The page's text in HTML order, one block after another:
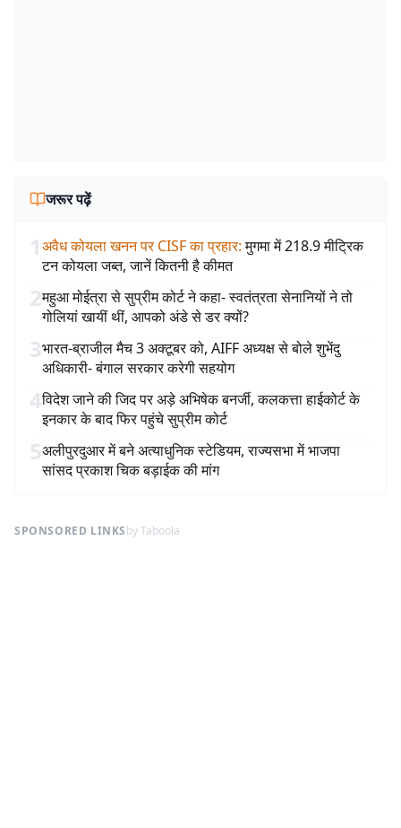
जरूर पढ़ें
1अवैध कोयला खनन पर CISF का प्रहार: मुगमा में 218.9 मीट्रिक
टन कोयला जब्त, जानें कितनी है कीमत
2महुआ मोईत्रा से सुप्रीम कोर्ट ने कहा- स्वतंत्रता सेनानियों ने तो
गोलियां खायीं थीं, आपको अंडे से डर क्यों?
3भारत-ब्राजील मैच 3 अक्टूबर को, AIFF अध्यक्ष से बोले शुभेंदु
अधिकारी- बंगाल सरकार करेगी सहयोग
4विदेश जाने की जिद पर अड़े अभिषेक बनर्जी, कलकत्ता हाईकोर्ट के
इनकार के बाद फिर पहुंचे सुप्रीम कोर्ट
5अलीपुरदुआर में बने अत्याधुनिक स्टेडियम, राज्यसभा में भाजपा
सांसद प्रकाश चिक बड़ाईक की मांग
SPONSORED LINKSby Taboola